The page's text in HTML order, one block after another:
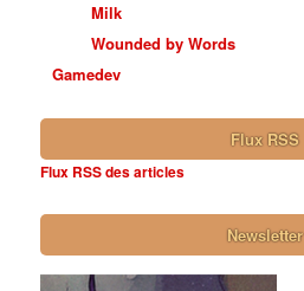
Milk
Wounded by Words
Gamedev
Flux RSS
Flux RSS des articles
Newsletter